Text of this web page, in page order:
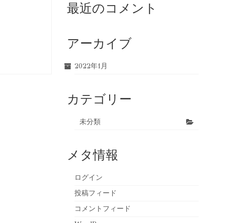
最近のコメント
アーカイブ
2022年1月
カテゴリー
未分類
メタ情報
ログイン
投稿フィード
コメントフィード